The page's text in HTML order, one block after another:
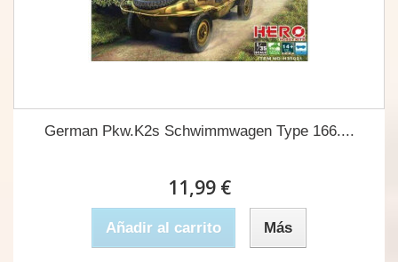
German Pkw.K2s Schwimmwagen Type 166....
11,99 €
Añadir al carrito Más